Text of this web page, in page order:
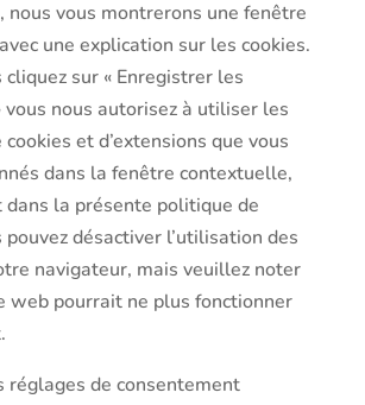
nous vous montrerons une fenêtre
une explication sur les cookies.
cliquez sur « Enregistrer les
vous nous autorisez à utiliser les
et d’extensions que vous
dans la fenêtre contextuelle,
dans la présente politique de
pouvez désactiver l’utilisation des
navigateur, mais veuillez noter
web pourrait ne plus fonctionner
réglages de consentement